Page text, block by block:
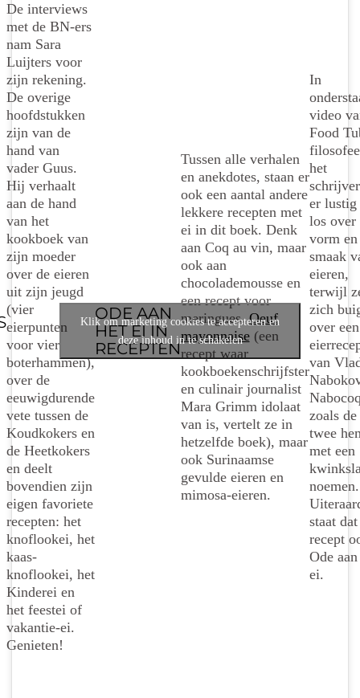
De interviews
met de BN-ers
nam Sara
Luijters voor
zijn rekening.
De overige
hoofdstukken
zijn van de
hand van
vader Guus.
Hij verhaalt
aan de hand
van het
kookboek van
zijn moeder
over de eieren
uit zijn jeugd
(vier
eierpunten
voor vier
boterhammen),
over de
eeuwigdurende
vete tussen de
Koudkokers en
de Heetkokers
en deelt
bovendien zijn
eigen favoriete
recepten: het
knoflookei, het
kaas-
knoflookei, het
Kinderei en
het feestei of
vakantie-ei.
Genieten!
ODE AAN
HET EI IN
RECEPTEN
Tussen alle verhalen
en anekdotes, staan er
ook een aantal andere
lekkere recepten met
ei in dit boek. Denk
aan Coq au vin, maar
ook aan
chocolademousse en
een recept voor
meringues.Oeuf
mayonnaise(een
recept waar
kookboekenschrijfster
en culinair journalist
Mara Grimm idolaat
van is, vertelt ze in
hetzelfde boek), maar
ook Surinaamse
gevulde eieren en
mimosa-eieren.
In
video
Food
het
er lustig
los over
vorm en
smaak
eieren,
terwijl
zich
over een
van
zoals de
twee
met een
noemen.
staat dat
recept
Ode
ei.
Klik om marketing cookies te accepteren en
deze inhoud in te schakelen